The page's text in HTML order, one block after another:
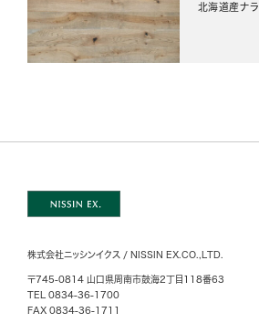
北海道産ナラ
株式会社ニッシンイクス / NISSIN EX.CO.,LTD.
〒745-0814 山口県周南市鼓海2丁目118番63
TEL 0834-36-1700
FAX 0834-36-1711